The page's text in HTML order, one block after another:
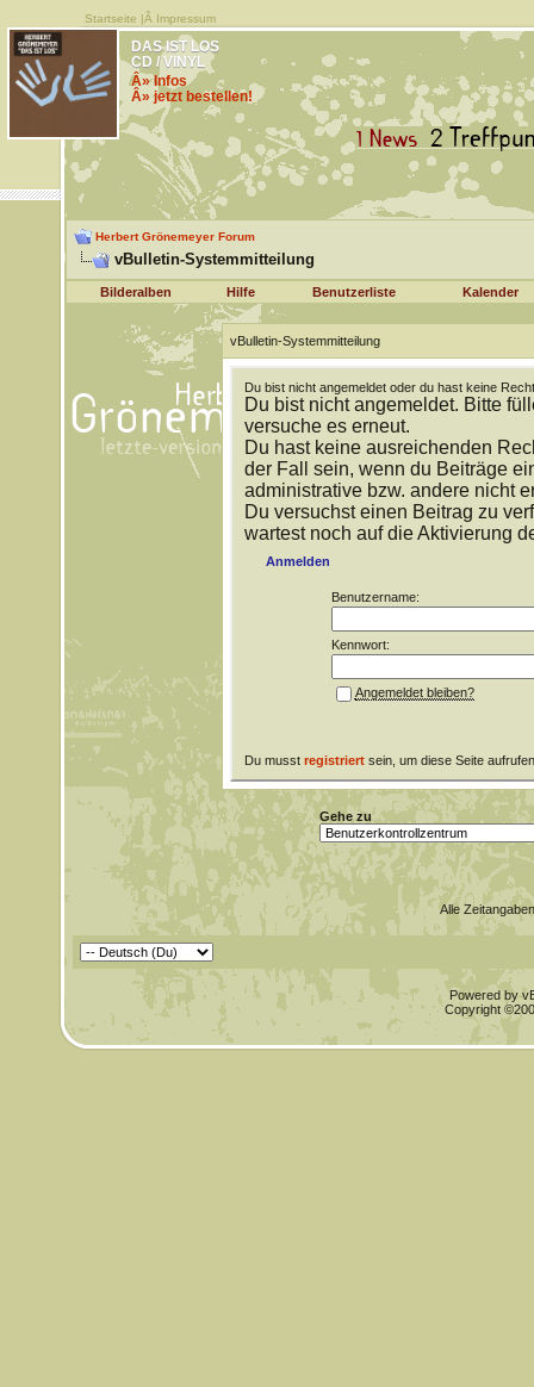
Startseite |Â Impressum
DAS IST LOS
CD / VINYL
Â» Infos
Â» jetzt bestellen!
Herbert Grönemeyer Forum
vBulletin-Systemmitteilung
Bilderalben Hilfe Benutzerliste Kalender
vBulletin-Systemmitteilung
Du bist nicht angemeldet oder du hast keine
Du bist nicht angemeldet. Bitte
versuche es erneut.
Du hast keine ausreichenden
der Fall sein, wenn du Beiträge
administrative bzw. andere nicht
Du versuchst einen Beitrag zu
wartest noch auf die Aktivierung
Anmelden
Benutzername:
Kennwort:
Angemeldet bleiben?
Du musst registriertsein, um diese Seite
Gehe zu
Alle
Powered by
Copyright